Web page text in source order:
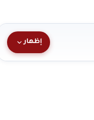
إظهار